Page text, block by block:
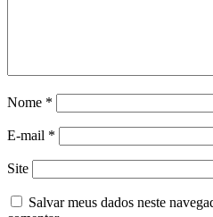
Nome *
E-mail *
Site
Salvar meus dados neste